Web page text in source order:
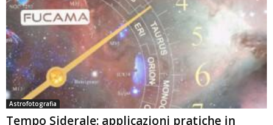
Astrofotografia
Tempo Siderale: applicazioni pratiche in